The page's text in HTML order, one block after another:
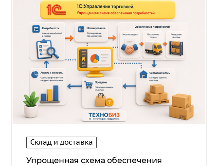
Склад и доставка
Упрощенная схема обеспечения